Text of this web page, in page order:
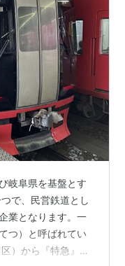
岐阜県を基盤とす
で、民営鉄道とし
業となります。一
つ）と呼ばれてい
）から『特急』に